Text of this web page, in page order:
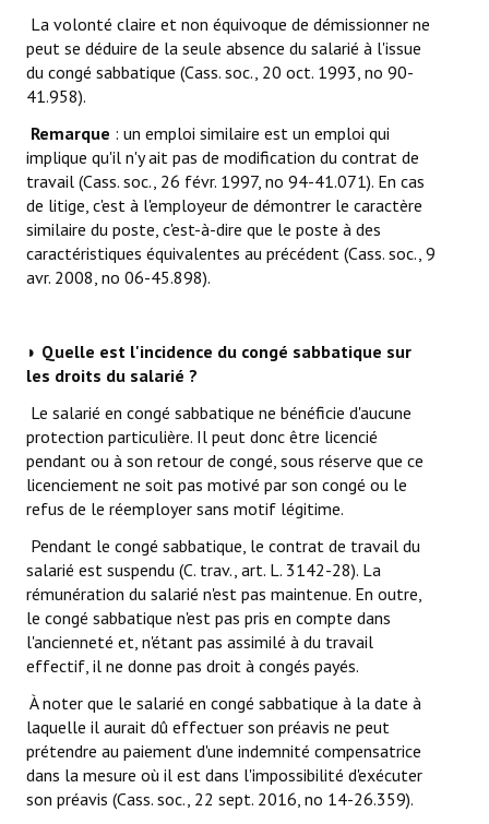
La volonté claire et non équivoque de démissionner ne
peut se déduire de la seule absence du salarié à l'issue
du congé sabbatique (Cass. soc., 20 oct. 1993, no 90-
41.958).
Remarque : un emploi similaire est un emploi qui
implique qu'il n'y ait pas de modification du contrat de
travail (Cass. soc., 26 févr. 1997, no 94-41.071). En cas
de litige, c'est à l'employeur de démontrer le caractère
similaire du poste, c'est-à-dire que le poste à des
caractéristiques équivalentes au précédent (Cass. soc., 9
avr. 2008, no 06-45.898).
◗ Quelle est l'incidence du congé sabbatique sur
les droits du salarié ?
Le salarié en congé sabbatique ne bénéficie d'aucune
protection particulière. Il peut donc être licencié
pendant ou à son retour de congé, sous réserve que ce
licenciement ne soit pas motivé par son congé ou le
refus de le réemployer sans motif légitime.
Pendant le congé sabbatique, le contrat de travail du
salarié est suspendu (C. trav., art. L. 3142-28). La
rémunération du salarié n'est pas maintenue. En outre,
le congé sabbatique n'est pas pris en compte dans
l'ancienneté et, n'étant pas assimilé à du travail
effectif, il ne donne pas droit à congés payés.
À noter que le salarié en congé sabbatique à la date à
laquelle il aurait dû effectuer son préavis ne peut
prétendre au paiement d'une indemnité compensatrice
dans la mesure où il est dans l'impossibilité d'exécuter
son préavis (Cass. soc., 22 sept. 2016, no 14-26.359).